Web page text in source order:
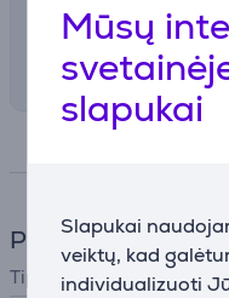
Mūsų
slapukai
Slapukai
veiktų, kad
individualizuoti
Žemiau
preliminarūs
Pritvirtinimai ir
Tipas